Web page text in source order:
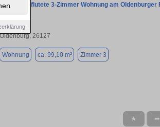
Lichtdurchflutete 3-Zimmer Wohnung am Oldenburger
Oldenburg, 26127
Wohnung ca. 99,10 m² Zimmer 3
★ ➦